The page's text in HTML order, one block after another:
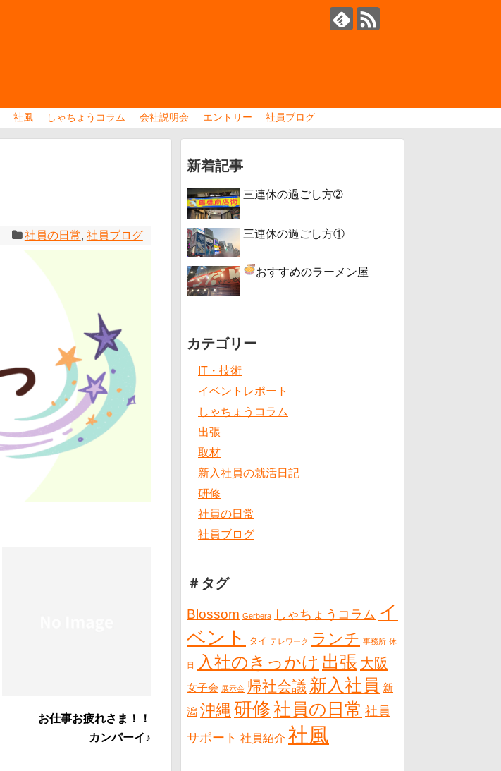
社風 しゃちょうコラム 会社説明会 エントリー 社員ブログ
社員の日常, 社員ブログ
お仕事お疲れさま！！
カンパーイ♪
新着記事
三連休の過ごし方➁
三連休の過ごし方①
おすすめのラーメン屋
カテゴリー
IT・技術
イベントレポート
しゃちょうコラム
出張
取材
新入社員の就活日記
研修
社員の日常
社員ブログ
＃タグ
Blossom Gerbera しゃちょうコラム イ
ベント
タイ テレワーク ランチ 事務所 休
日 入社のきっかけ 出張 大阪
女子会 展示会 帰社会議 新入社員 新
潟 沖縄 研修社員の日常 社員
サポート 社員紹介 社風